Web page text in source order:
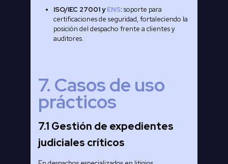
ISO/IEC 27001 yENS:soporte para
certificaciones de seguridad, fortaleciendo la
posición del despacho frente a clientes y
auditores.
7. Casos de uso
prácticos
7.1 Gestión de expedientes
judiciales críticos